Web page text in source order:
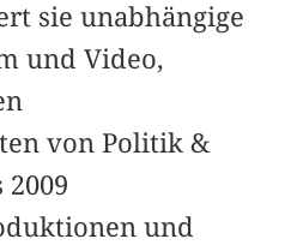
sie unabhängige
und Video,
von Politik &
und